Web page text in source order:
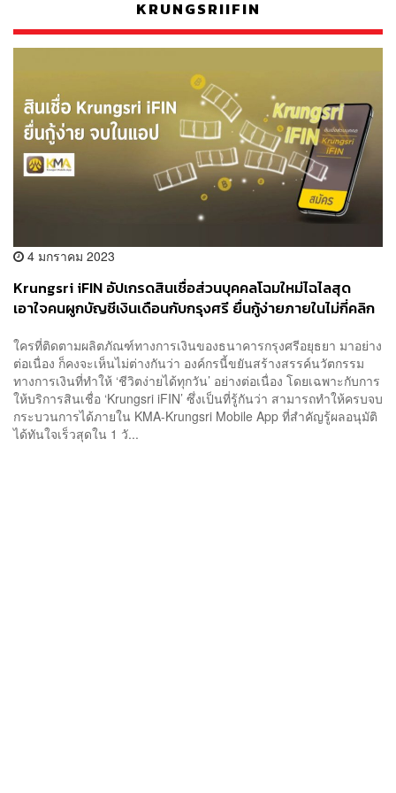
KRUNGSRIIFIN
4 มกราคม 2023
Krungsri iFIN อัปเกรดสินเชื่อส่วนบุคคลโฉมใหม่ไฉไลสุด
เอาใจคนผูกบัญชีเงินเดือนกับกรุงศรี ยื่นกู้ง่ายภายในไม่กี่คลิก
[ADVERTORIAL]
ใครที่ติดตามผลิตภัณฑ์ทางการเงินของธนาคารกรุงศรีอยุธยา มาอย่าง
ต่อเนื่อง ก็คงจะเห็นไม่ต่างกันว่า องค์กรนี้ขยันสร้างสรรค์นวัตกรรม
ทางการเงินที่ทำให้ ‘ชีวิตง่ายได้ทุกวัน’ อย่างต่อเนื่อง โดยเฉพาะกับการ
ให้บริการสินเชื่อ ‘Krungsri iFIN’ ซึ่งเป็นที่รู้กันว่า สามารถทำให้ครบจบ
กระบวนการได้ภายใน KMA-Krungsri Mobile App ที่สำคัญรู้ผลอนุมัติ
ได้ทันใจเร็วสุดใน 1 วั...